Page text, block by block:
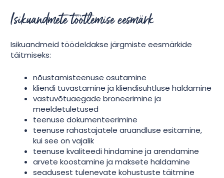
Isikuandmete töötlemise eesmärk
Isikuandmeid töödeldakse järgmiste eesmärkide
täitmiseks:
nõustamisteenuse osutamine
kliendi tuvastamine ja kliendisuhtluse haldamine
vastuvõtuaegade broneerimine ja
meeldetuletused
teenuse dokumenteerimine
teenuse rahastajatele aruandluse esitamine,
kui see on vajalik
teenuse kvaliteedi hindamine ja arendamine
arvete koostamine ja maksete haldamine
seadusest tulenevate kohustuste täitmine